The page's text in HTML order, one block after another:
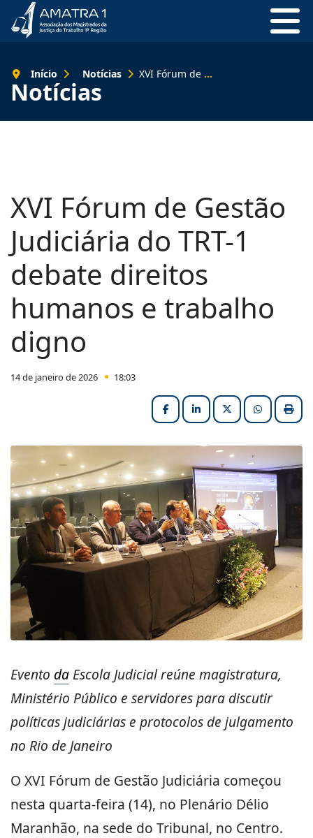
Notícias
Início Notícias XVI Fórum de Gestão Judiciária do TRT-1 debate direitos humanos e trabalho digno
XVI Fórum de Gestão
Judiciária do TRT-1
debate direitos
humanos e trabalho
digno
14 de janeiro de 2026 18:03
FacebookLinkedInX (formerly
Evento daEscola Judicial reúne magistratura,
Ministério Público e servidores para discutir
políticas judiciárias e protocolos de julgamento
no Rio de Janeiro
O XVI Fórum de Gestão Judiciária começou
nesta quarta-feira (14), no Plenário Délio
Maranhão, na sede do Tribunal, no Centro.